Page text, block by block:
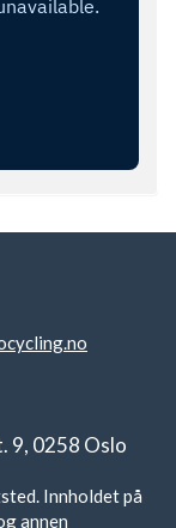
9, 0258 Oslo
Innholdet på
annen